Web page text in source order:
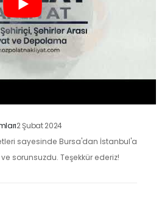
2 Şubat 2024
Gaziantep'ten Ankara'ya
kolaylaştırdı. Eşyalarımızı dikkatle
2 Şubat 2024
sayesinde Bursa'dan İstanbul'a
sorunsuzdu. Teşekkür ederiz!